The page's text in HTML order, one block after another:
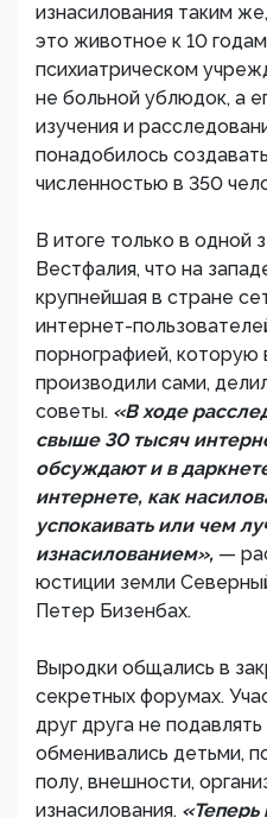
изнасилования таким
это животное к 10
психиатрическом
не больной ублюдок, а
изучения и
понадобилось
численностью в 350
В итоге только в
Вестфалия, что на
крупнейшая в стране
интернет-
порнографией, которую
производили сами,
советы. «В ходе
свыше 30 тысяч
обсуждают и в
интернете, как
успокаивать или чем
изнасилованием», —
юстиции земли
Петер Бизенбах.
Выродки общались в
секретных форумах.
друг друга не
обменивались детьми,
полу, внешности,
изнасилования.